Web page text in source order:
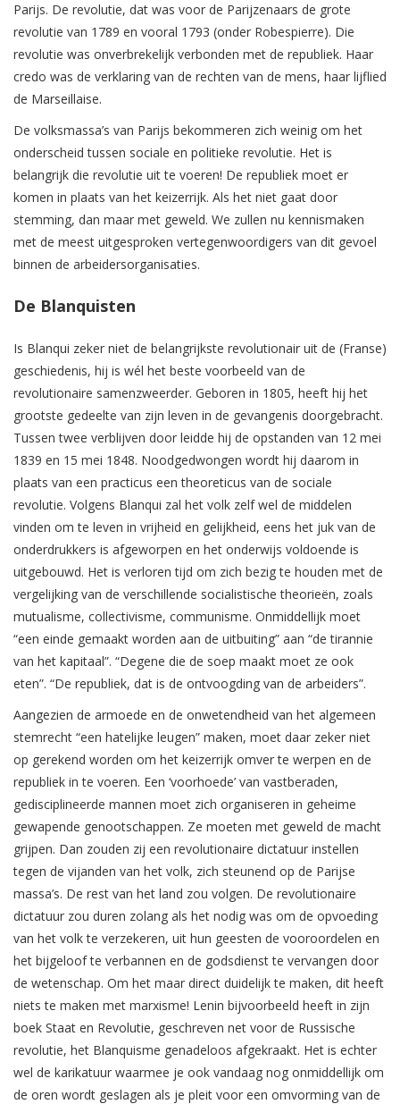
Parijs. De revolutie, dat was voor de Parijzenaars de grote
revolutie van 1789 en vooral 1793 (onder Robespierre). Die
revolutie was onverbrekelijk verbonden met de republiek. Haar
credo was de verklaring van de rechten van de mens, haar lijflied
de Marseillaise.
De volksmassa’s van Parijs bekommeren zich weinig om het
onderscheid tussen sociale en politieke revolutie. Het is
belangrijk die revolutie uit te voeren! De republiek moet er
komen in plaats van het keizerrijk. Als het niet gaat door
stemming, dan maar met geweld. We zullen nu kennismaken
met de meest uitgesproken vertegenwoordigers van dit gevoel
binnen de arbeidersorganisaties.
De Blanquisten
Is Blanqui zeker niet de belangrijkste revolutionair uit de (Franse)
geschiedenis, hij is wél het beste voorbeeld van de
revolutionaire samenzweerder. Geboren in 1805, heeft hij het
grootste gedeelte van zijn leven in de gevangenis doorgebracht.
Tussen twee verblijven door leidde hij de opstanden van 12 mei
1839 en 15 mei 1848. Noodgedwongen wordt hij daarom in
plaats van een practicus een theoreticus van de sociale
revolutie. Volgens Blanqui zal het volk zelf wel de middelen
vinden om te leven in vrijheid en gelijkheid, eens het juk van de
onderdrukkers is afgeworpen en het onderwijs voldoende is
uitgebouwd. Het is verloren tijd om zich bezig te houden met de
vergelijking van de verschillende socialistische theorieën, zoals
mutualisme, collectivisme, communisme. Onmiddellijk moet
“een einde gemaakt worden aan de uitbuiting” aan “de tirannie
van het kapitaal”. “Degene die de soep maakt moet ze ook
eten”. “De republiek, dat is de ontvoogding van de arbeiders”.
Aangezien de armoede en de onwetendheid van het algemeen
stemrecht “een hatelijke leugen” maken, moet daar zeker niet
op gerekend worden om het keizerrijk omver te werpen en de
republiek in te voeren. Een ‘voorhoede’ van vastberaden,
gedisciplineerde mannen moet zich organiseren in geheime
gewapende genootschappen. Ze moeten met geweld de macht
grijpen. Dan zouden zij een revolutionaire dictatuur instellen
tegen de vijanden van het volk, zich steunend op de Parijse
massa’s. De rest van het land zou volgen. De revolutionaire
dictatuur zou duren zolang als het nodig was om de opvoeding
van het volk te verzekeren, uit hun geesten de vooroordelen en
het bijgeloof te verbannen en de godsdienst te vervangen door
de wetenschap. Om het maar direct duidelijk te maken, dit heeft
niets te maken met marxisme! Lenin bijvoorbeeld heeft in zijn
boek Staat en Revolutie, geschreven net voor de Russische
revolutie, het Blanquisme genadeloos afgekraakt. Het is echter
wel de karikatuur waarmee je ook vandaag nog onmiddellijk om
de oren wordt geslagen als je pleit voor een omvorming van de